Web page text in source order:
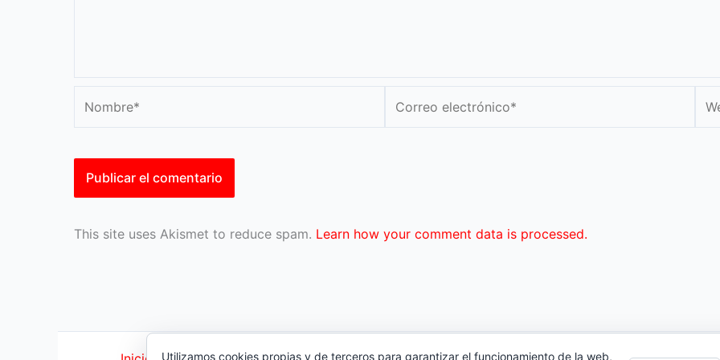
electrónico*
This site uses Akismet to reduce spam. Learn how your comment data is processed.
Utilizamos cookies propias y de terceros para garantizar el funcionamiento de la web,